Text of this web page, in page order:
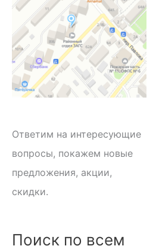
Ответим на интересующие
вопросы, покажем новые
предложения, акции,
скидки.
Поиск по всем